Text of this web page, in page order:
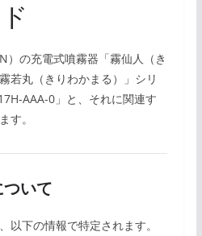
）の充電式噴霧器「霧仙人（き
若丸（きりわかまる）」シリ
AAA-0」と、それに関連す
す。
いて
以下の情報で特定されます。